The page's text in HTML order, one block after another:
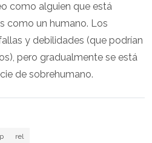
como alguien que está
como un humano. Los
y debilidades (que podrían
pero gradualmente se está
de sobrehumano.
rel